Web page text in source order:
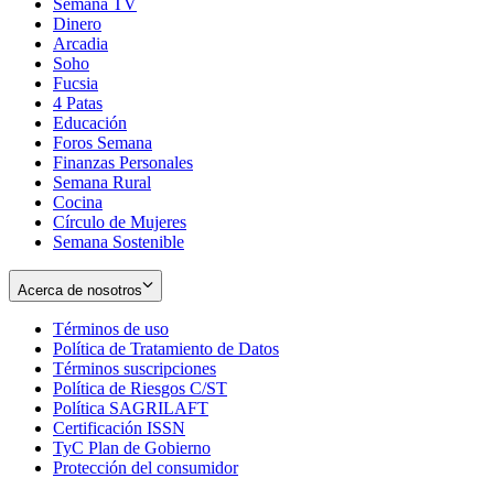
Dinero
Arcadia
Soho
in
new
window
Fucsia
in
new
window
4 Patas
Educación
Foros Semana
Finanzas Personales
Semana Rural
Cocina
Círculo de Mujeres
Semana Sostenible
Acerca de nosotros
Términos de uso
in
new
window
Política de Tratamiento de Datos
Términos suscripciones
in
Política de Riesgos C/ST
Política SAGRILAFT
new
window
Certificación ISSN
in
new
TyC Plan de Gobierno
in
Protección del consumidorOpens